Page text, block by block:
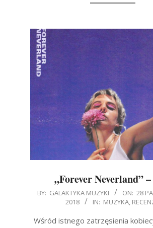
„Forever Neverland”
2018-
28
BY: GALAKTYKA MUZYKI ON: 28
2018
IN: MUZYKA,
Wśród istnego zatrzęsienia